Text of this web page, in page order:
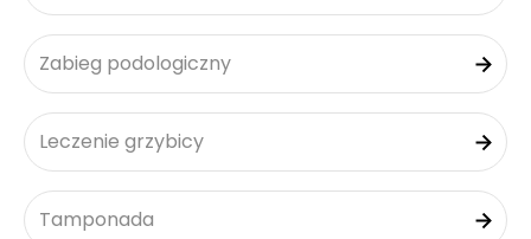
Zabieg podologiczny
Leczenie grzybicy
Tamponada